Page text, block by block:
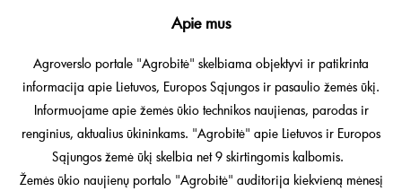
Apie mus
Agroverslo portale "Agrobitė" skelbiama objektyvi ir patikrinta
informacija apie Lietuvos, Europos Sąjungos ir pasaulio žemės ūkį.
Informuojame apie žemės ūkio technikos naujienas, parodas ir
renginius, aktualius ūkininkams. "Agrobitė" apie Lietuvos ir Europos
Sąjungos žemė ūkį skelbia net 9 skirtingomis kalbomis.
Žemės ūkio naujienų portalo "Agrobitė" auditorija kiekvieną mėnesį